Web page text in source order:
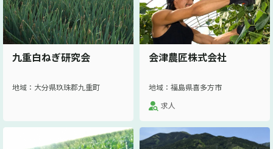
九重白ねぎ研究会
地域：大分県玖珠郡九重町
会津農匠株式会社
地域：福島県喜多方市
求人